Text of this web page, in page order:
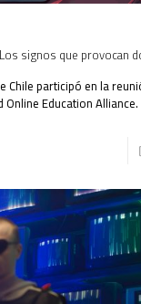
signos que provocan
Chile participó en la
Education Alliance.